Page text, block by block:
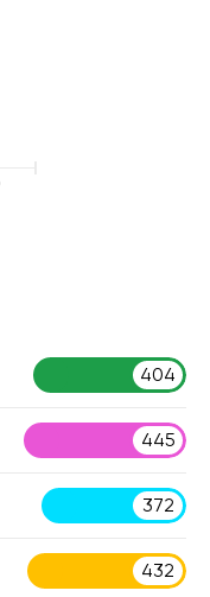
404
445
372
432